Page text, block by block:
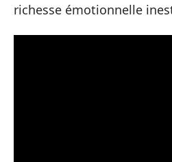
richesse émotionnelle